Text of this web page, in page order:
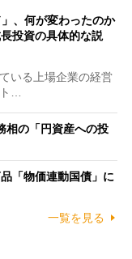
、何が変わったのか
投資の具体的な説
いる上場企業の経営
ト…
相の「円資産への投
「物価連動国債」に
一覧を見る